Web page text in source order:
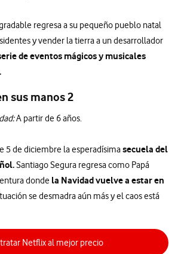
regresa a su pequeño pueblo natal
y vender la tierra a un desarrollador
de eventos mágicos y musicales
sus manos 2
A partir de 6 años.
5 de diciembre la esperadísimasecuela del
Santiago Segura regresa como Papá
donde la Navidad vuelve a estar en
se desmadra aún más y el caos está
Netflix al mejor precio